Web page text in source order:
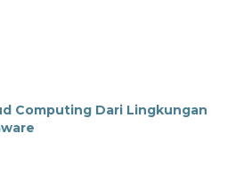
Computing Dari Lingkungan